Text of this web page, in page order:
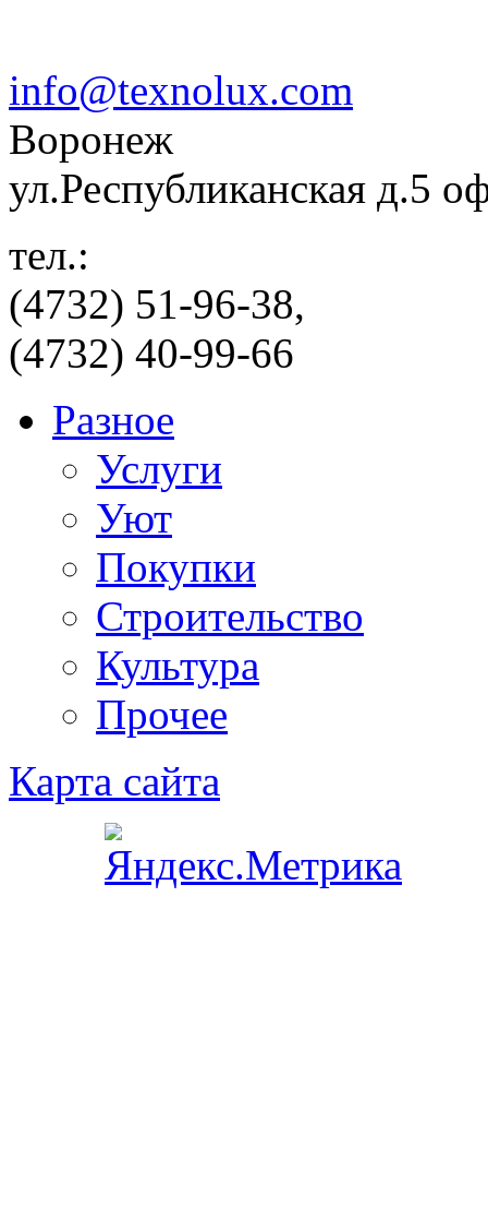
info@texnolux.com
Воронеж
ул.Республиканская д.5
тел.:
(4732) 51-96-38,
(4732) 40-99-66
Разное
Услуги
Уют
Покупки
Строительство
Культура
Прочее
Карта сайта